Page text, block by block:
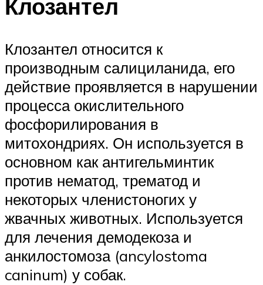
Клозантел
Клозантел относится к
производным салициланида, его
действие проявляется в нарушении
процесса окислительного
фосфорилирования в
митохондриях. Он используется в
основном как антигельминтик
против нематод, трематод и
некоторых членистоногих у
жвачных животных. Используется
для лечения демодекоза и
анкилостомоза (ancylostoma
caninum) у собак.